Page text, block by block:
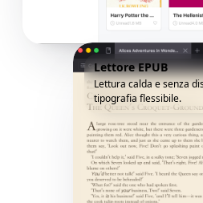
Lettore EPUB
Lettura calda e senza
tipografia flessibile.